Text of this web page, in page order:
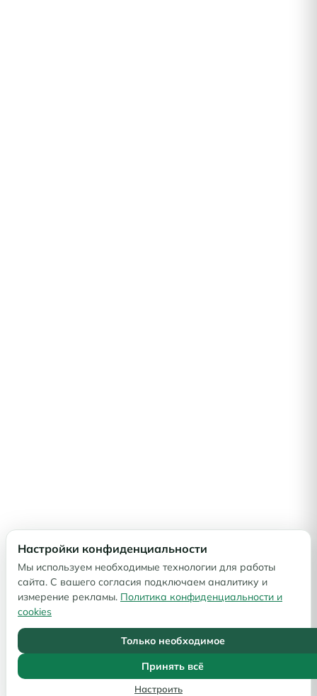
Настройки конфиденциальности
Мы используем необходимые технологии для работы
сайта. С вашего согласия подключаем аналитику и
измерение рекламы. Политика конфиденциальности и
cookies
Настроить
Только необходимое
Принять всё